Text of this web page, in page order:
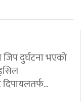
दुर्घटना भएको